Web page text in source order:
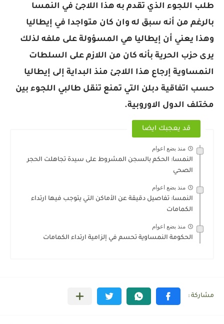
طلب اللجوء الذي تقدم به هذا اللاجئ في النمسا
بالرغم من أنه سبق له وان كان متواجدا في إيطاليا
وهذا يعني أن إيطاليا هي المسؤولة على ملفه لذلك
يرى حزب الحرية بأنه كان من اللازم على السلطات
النمساوية إرجاع هذا اللاجئ منذ البداية إلى إيطاليا
حسب اتفاقية دبلن التي تمنع تنقل طالبي اللجوء بين
مختلف الدول الاوروبية.
قد يعجبك ايضا
منذ بضع اعوام
النمسا: ‏الحكم ‏بالسجن ‏المشروط على ‏سيدة ‏تجاهلت ‏الحجر
‏الصحي
منذ بضع اعوام
النمسا: تفاصيل دقيقة عن الأماكن التي يتوجب فيها ارتداء
الكمامات
منذ بضع اعوام
الحكومة النمساوية تحسم في إلزامية ارتداء الكمامات